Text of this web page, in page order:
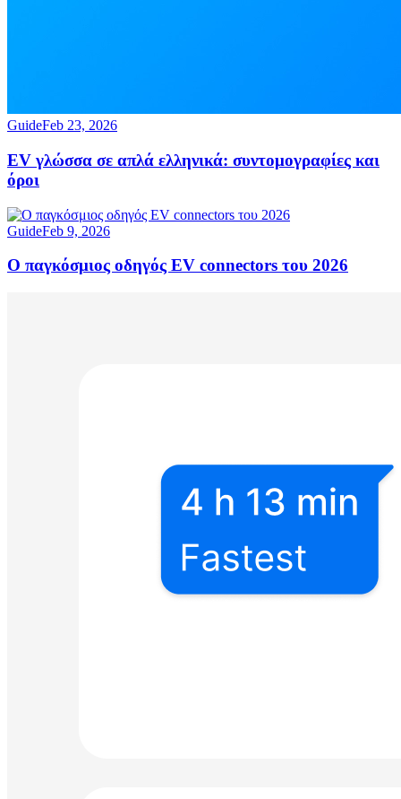
GuideFeb 23, 2026
EV γλώσσα σε απλά ελληνικά: συντομογραφίες και
όροι
GuideFeb 9, 2026
Ο παγκόσμιος οδηγός EV connectors του 2026